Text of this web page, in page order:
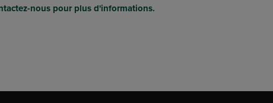
nous pour plus d'informations.